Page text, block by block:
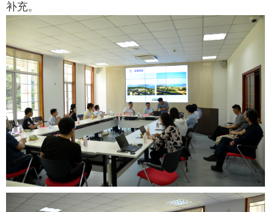
补充。